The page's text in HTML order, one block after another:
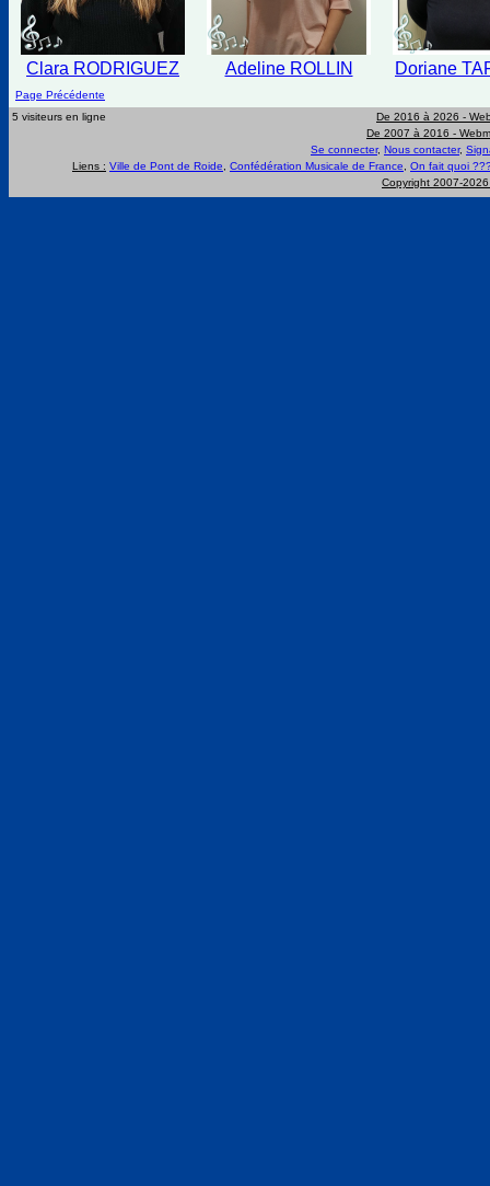
Clara RODRIGUEZ Adeline ROLLIN Doriane
Page Précédente
5 visiteurs en ligne
De 2016 à 2026 -
De 2007 à 2016 -
Se connecter, Nous contacter,
Liens : Ville de Pont de Roide Confédération Musicale de France
On fait quoi
Copyright 2007-